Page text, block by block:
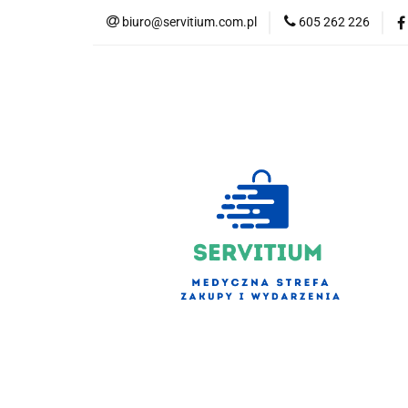
biuro@servitium.com.pl 605 262 226